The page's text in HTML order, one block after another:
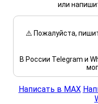
или
⚠️ Пожалуйста,
В России Telegram и
Написать в MAX